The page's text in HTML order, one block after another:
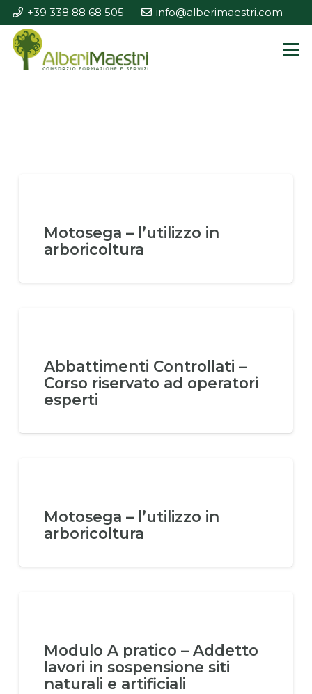
+39 338 88 68 505 info@alberimaestri.com
Motosega – l’utilizzo in
arboricoltura
Abbattimenti Controllati –
Corso riservato ad operatori
esperti
Motosega – l’utilizzo in
arboricoltura
Modulo A pratico – Addetto
lavori in sospensione siti
naturali e artificiali